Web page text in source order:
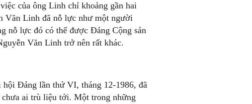
của ông Linh chỉ khoảng gần hai
Văn Linh đã nỗ lực như một người
nỗ lực đó có thể được Đảng Cộng sản
Văn Linh trở nên rất khác.
hội Đảng lần thứ VI, tháng 12-1986, đã
ai trù liệu tới. Một trong những